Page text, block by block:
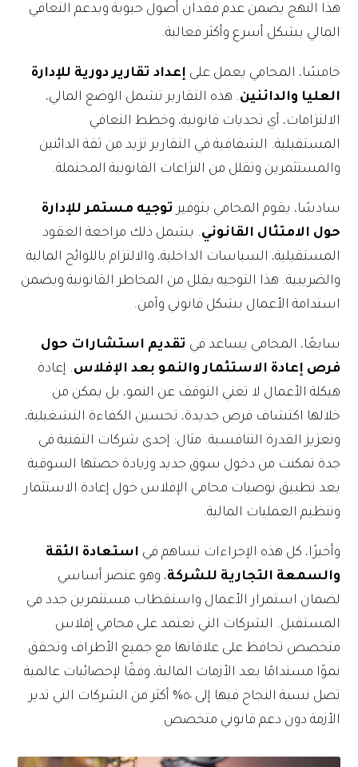
هذا النهج يضمن عدم فقدان أصول حيوية ويدعم التعافي
المالي بشكل أسرع وأكثر فعالية.
خامسًا، المحامي يعمل على إعداد تقارير دورية للإدارة
العليا والدائنين. هذه التقارير تشمل الوضع المالي،
الالتزامات، أي تحديات قانونية، وخطط التعافي
المستقبلية. الشفافية في التقارير تزيد من ثقة الدائنين
والمستثمرين وتقلل من النزاعات القانونية المحتملة.
سادسًا، يقوم المحامي بتوفير توجيه مستمر للإدارة
حول الامتثال القانوني. يشمل ذلك مراجعة العقود
المستقبلية، السياسات الداخلية، والالتزام باللوائح المالية
والضريبية. هذا التوجيه يقلل من المخاطر القانونية ويضمن
استدامة الأعمال بشكل قانوني وآمن.
سابعًا، المحامي يساعد في تقديم استشارات حول
فرص إعادة الاستثمار والنمو بعد الإفلاس. إعادة
هيكلة الأعمال لا تعني التوقف عن النمو، بل يمكن من
خلالها اكتشاف فرص جديدة، تحسين الكفاءة التشغيلية،
وتعزيز القدرة التنافسية. مثال: إحدى شركات التقنية في
جدة تمكنت من دخول سوق جديد وزيادة حصتها السوقية
بعد تطبيق توصيات محامي الإفلاس حول إعادة الاستثمار
وتنظيم العمليات المالية.
وأخيرًا، كل هذه الإجراءات تساهم في استعادة الثقة
والسمعة التجارية للشركة، وهو عنصر أساسي
لضمان استمرار الأعمال واستقطاب مستثمرين جدد في
المستقبل. الشركات التي تعتمد على محامي إفلاس
متخصص تحافظ على علاقاتها مع جميع الأطراف وتحقق
نموًا مستدامًا بعد الأزمات المالية، وفقًا لإحصائيات عالمية
تصل نسبة النجاح فيها إلى ٥٠% أكثر من الشركات التي تدير
الأزمة دون دعم قانوني متخصص